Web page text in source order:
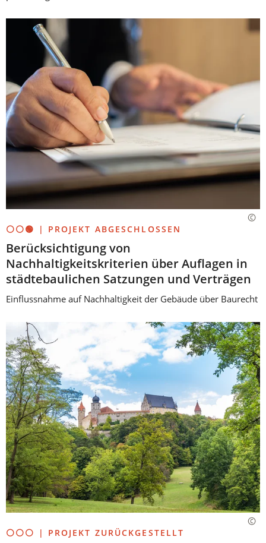
⚪⚪🟢 | PROJEKT ABGESCHLOSSEN
Berücksichtigung von
Nachhaltigkeitskriterien über Auflagen in
städtebaulichen Satzungen und Verträgen
Einflussnahme auf Nachhaltigkeit der Gebäude über Baurecht
⚪⚪⚪ | PROJEKT ZURÜCKGESTELLT